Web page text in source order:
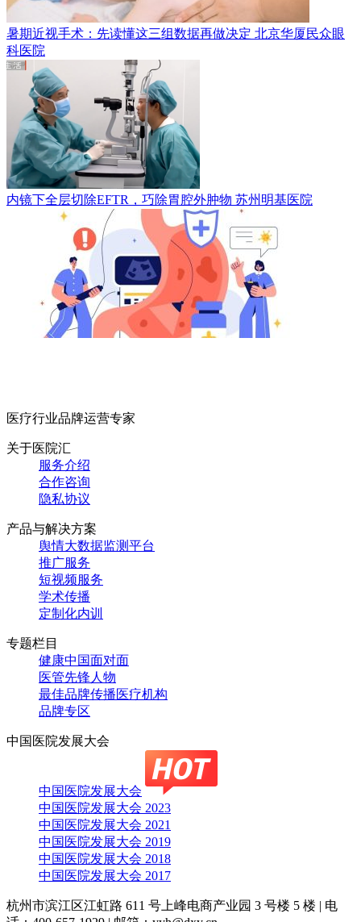
暑期近视手术：先读懂这三组数据再做决定 北京华厦民众眼
科医院
内镜下全层切除EFTR，巧除胃腔外肿物 苏州明基医院
医疗行业品牌运营专家
关于医院汇
服务介绍
合作咨询
隐私协议
产品与解决方案
舆情大数据监测平台
推广服务
短视频服务
学术传播
定制化内训
专题栏目
健康中国面对面
医管先锋人物
最佳品牌传播医疗机构
品牌专区
中国医院发展大会
中国医院发展大会
中国医院发展大会 2023
中国医院发展大会 2021
中国医院发展大会 2019
中国医院发展大会 2018
中国医院发展大会 2017
杭州市滨江区江虹路 611 号上峰电商产业园 3 号楼 5 楼 | 电